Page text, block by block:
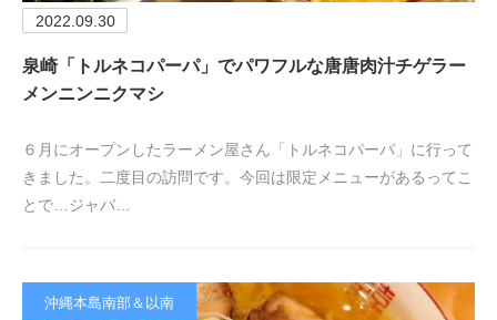
2022.09.30
泉崎「トルネコパーパ」でパワフルな唐唐肉汁チゲラー
メンニンニクマシ
６月にオープンしたラーメン屋さん「トルネコパーパ」に行って
きました。二度目の訪問です。今回は限定メニューがあるってこ
とで…ジャバ…
沖縄本島南部＆以南